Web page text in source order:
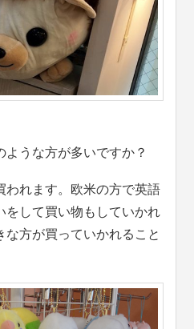
うな方が多いですか？
われます。欧米の方で英語
をして買い物もしていかれ
な方が買っていかれること